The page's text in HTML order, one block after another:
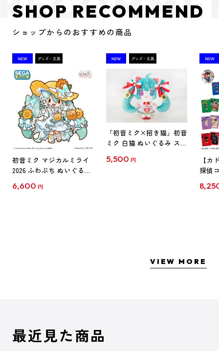
SHOP RECOMMEND
ショップからのおすすめの商品
初音ミク マジカルミライ
2026 ふわぷち ぬいぐるみ
6,600 円
「初音ミク×招き猫」初音
ミク 白猫 ぬいぐるみ スタ
5,500 円
【カ
探偵
クリ
VIEW MORE
最近見た商品